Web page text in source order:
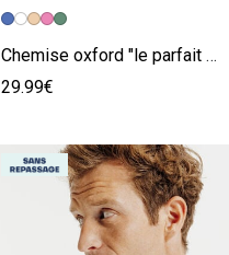
Image précédente
Image suivante
Chemise oxford "le parfait by JULES"
29.99€